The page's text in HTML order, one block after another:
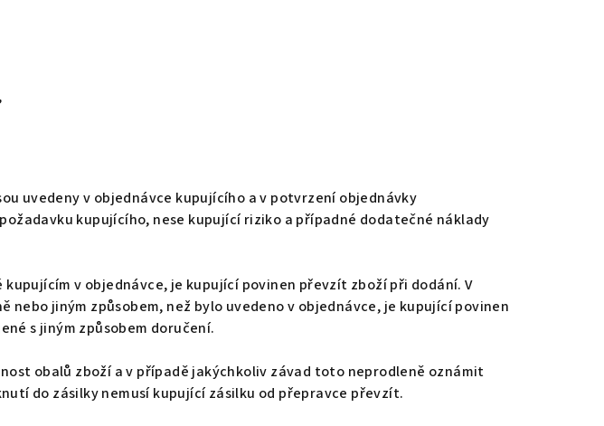
uvedeny v objednávce kupujícího a v potvrzení objednávky
kupujícího, nese kupující riziko a případné dodatečné náklady
v objednávce, je kupující povinen převzít zboží při dodání. V
jiným způsobem, než bylo uvedeno v objednávce, je kupující povinen
s jiným způsobem doručení.
obalů zboží a v případě jakýchkoliv závad toto neprodleně oznámit
do zásilky nemusí kupující zásilku od přepravce převzít.